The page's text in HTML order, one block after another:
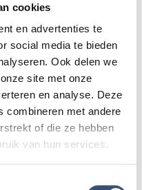
cookies
en advertenties te
social media te bieden
Ook delen we
site met onze
en analyse. Deze
combineren met andere
of die ze hebben
van hun services.
Dorpskerk
met Steven Kazàn